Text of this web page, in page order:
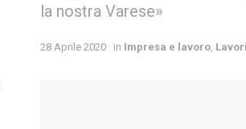
la nostra Varese»
28 Aprile 2020 in Impresa e lavoro